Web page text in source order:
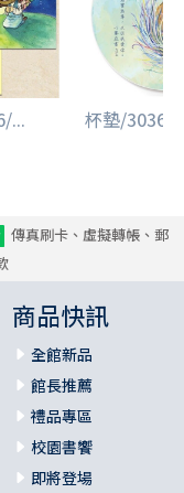
... 杯墊/3036/
傳真刷卡、虛擬轉帳、郵
商品快訊
全館新品
館長推薦
禮品專區
校園書饗
即將登場